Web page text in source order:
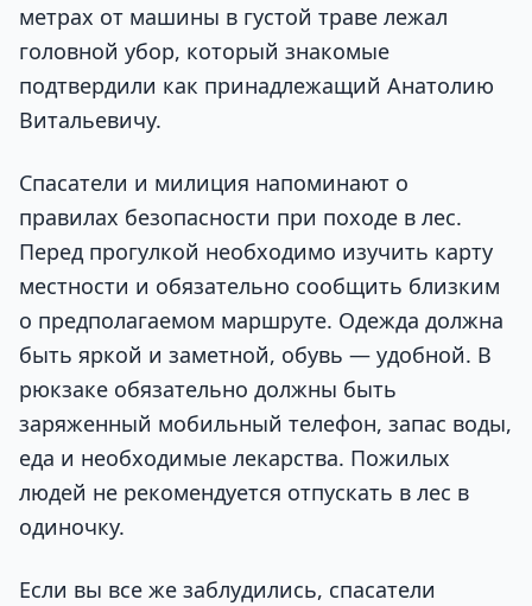
метрах от машины в густой траве лежал
головной убор, который знакомые
подтвердили как принадлежащий Анатолию
Витальевичу.
Спасатели и милиция напоминают о
правилах безопасности при походе в лес.
Перед прогулкой необходимо изучить карту
местности и обязательно сообщить близким
о предполагаемом маршруте. Одежда должна
быть яркой и заметной, обувь — удобной. В
рюкзаке обязательно должны быть
заряженный мобильный телефон, запас воды,
еда и необходимые лекарства. Пожилых
людей не рекомендуется отпускать в лес в
одиночку.
Если вы все же заблудились, спасатели